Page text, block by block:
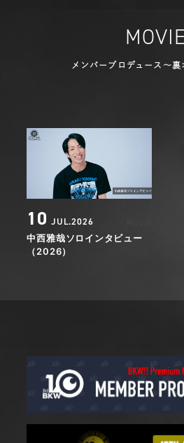
MOVIE
メンバープロデュース～
10 JUL.2026
中西雅哉ソロインタビュー
（2026）